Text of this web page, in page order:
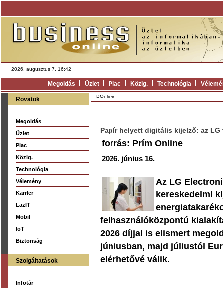
2026. augusztus 7. 16:42
Megoldás Üzlet Piac Közig. Technológia
Rovatok
Megoldás
Üzlet
Piac
Közig.
Technológia
Vélemény
Karrier
LazIT
Mobil
IoT
Biztonság
Szolgáltatások
Infotár
BOnline
Papír helyett digitális kijelző: az
forrás: Prím Online
2026. június 16.
Az LG
kereskedelmi
felhasználóközpontú
2026 díjjal is elismert
júniusban, majd júliustól
elérhetővé válik.